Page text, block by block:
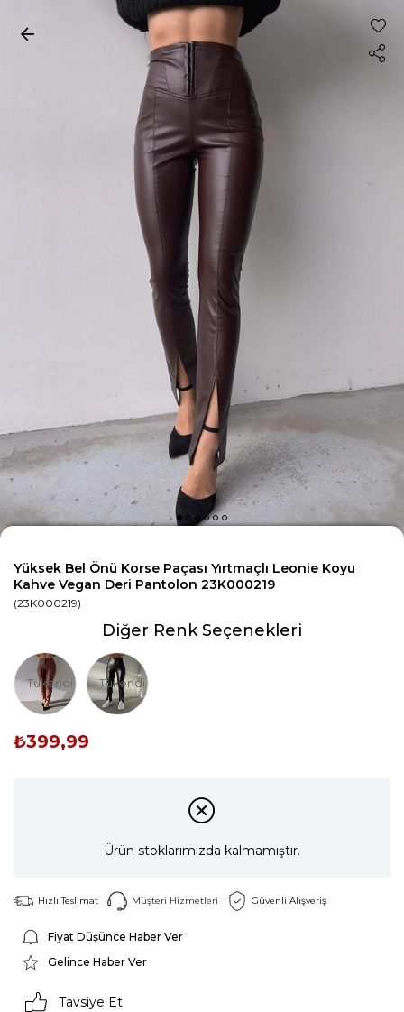
Yüksek Bel Önü Korse Paçası Yırtmaçlı Leonie Koyu
Kahve Vegan Deri Pantolon 23K000219
(23K000219)
Diğer Renk Seçenekleri
Tükendi Tükendi
₺399,99
Ürün stoklarımızda kalmamıştır.
Hızlı Teslimat Müşteri Hizmetleri Güvenli Alışveriş
Fiyat Düşünce Haber Ver
Gelince Haber Ver
Tavsiye Et